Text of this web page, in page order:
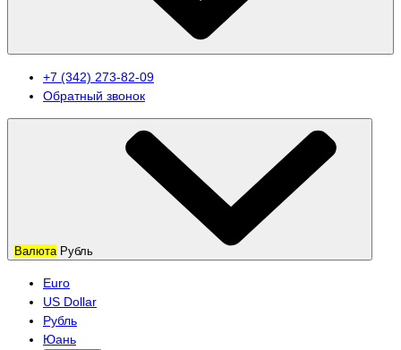
+7 (342) 273-82-09
Обратный звонок
Валюта Рубль
Euro
US Dollar
Рубль
Юань